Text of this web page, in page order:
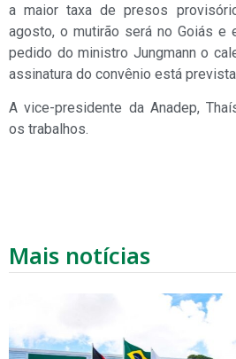
a maior taxa de presos
agosto, o mutirão será no Goiás e
pedido do ministro Jungmann o
assinatura do convênio está
A vice-presidente da Anadep,
os trabalhos.
Mais notícias